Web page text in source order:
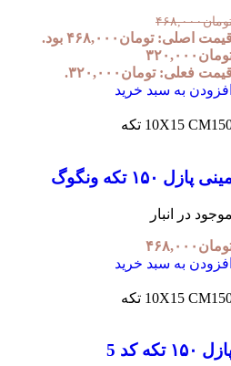
۴۶۸,۰۰۰
اصلی: تومان۴۶۸,۰۰۰ بود.
۳۲۰,۰۰۰
فعلی: تومان۳۲۰,۰۰۰.
به سبد خرید
10X15 CMتکه
پازل ۱۵۰ تکه ونگوگ
در انبار
۴۶۸,۰۰۰
به سبد خرید
10X15 CMتکه
۱۵۰ تکه کد 5